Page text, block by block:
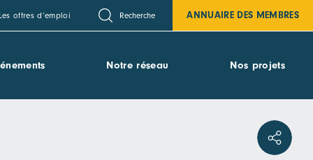
Les offres d’emploi Recherche ANNUAIRE DES MEMBRES
Notre réseau Nos projets